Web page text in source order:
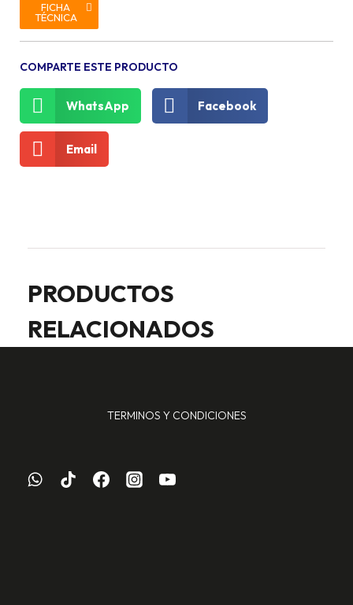
FICHA
TÉCNICA
COMPARTE ESTE PRODUCTO
WhatsApp Facebook
Email
PRODUCTOS
RELACIONADOS
TERMINOS Y CONDICIONES